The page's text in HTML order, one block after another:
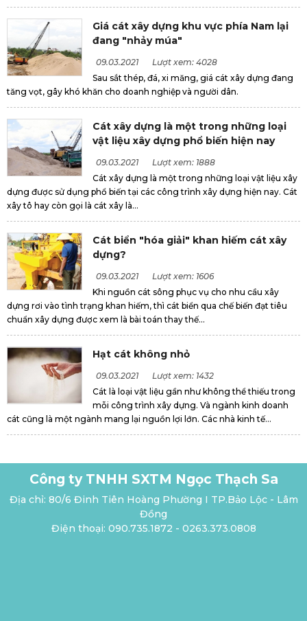
Giá cát xây dựng khu vực phía Nam lại
đang "nhảy múa"
09.03.2021
Lượt xem: 4028
Sau sắt thép, đá, xi măng, giá cát xây dựng đang
tăng vọt, gây khó khăn cho doanh nghiệp và người dân.
Cát xây dựng là một trong những loại
vật liệu xây dựng phổ biến hiện nay
09.03.2021
Lượt xem: 1888
Cát xây dựng là một trong những loại vật liệu xây
dựng được sử dụng phổ biến tại các công trình xây dựng hiện nay. Cát
xây tô hay còn gọi là cát xây là...
Cát biển "hóa giải" khan hiếm cát xây
dựng?
09.03.2021
Lượt xem: 1606
Khi nguồn cát sông phục vụ cho nhu cầu xây
dựng rơi vào tình trạng khan hiếm, thì cát biển qua chế biến đạt tiêu
chuẩn xây dựng được xem là bài toán thay thế...
Hạt cát không nhỏ
09.03.2021
Lượt xem: 1432
Cát là loại vật liệu gần như không thể thiếu trong
mỗi công trình xây dựng. Và ngành kinh doanh
cát cũng là một ngành mang lại nguồn lợi lớn. Các nhà kinh tế...
Công ty TNHH SXTM Ngọc Thạch Sa
Địa chỉ: 80/6 Đinh Tiên Hoàng Phường I TP.Bảo Lộc - Lâm
Đồng
Điện thoại: 090.735.1872 - 0263.373.0808